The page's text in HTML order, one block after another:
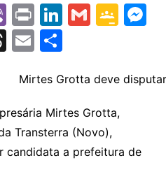
Vi
b
er
Pr
in
t
Li
n
k
e
dI
n
G
l
G
gl
Cl
a
M
s
T
a
d
s
E
ai
l
S
ar
e
Mirtes Grotta deve
Mirtes Grotta,
Transterra (Novo),
candidata a prefeitura de